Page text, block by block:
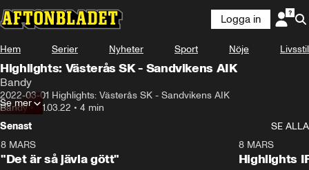
Logga in
Hem Serier Nyheter Sport Nöje Livsstil
Highlights: Västerås SK - Sandvikens AIK
Bandy
2022-03-01 Highlights: Västerås SK - Sandvikens AIK
Bandy•01.03.22 • 4 min
Se mer
Senast
SE ALLA
8 MARS
"Det är så jävla gött"
8 MARS
Highlights